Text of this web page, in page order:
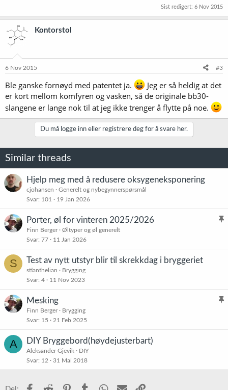
Sist redigert: 6 Nov 2015
Kontorstol
6 Nov 2015 #3
Ble ganske fornøyd med patentet ja.
Jeg er så heldig at det
er kort mellom komfyren og vasken, så de originale bb30-
slangene er lange nok til at jeg ikke trenger å flytte på noe.
Du må logge inn eller registrere deg for å svare her.
Similar threads
Hjelp meg med å redusere oksygeneksponering
cjohansen
Generelt og nybegynnerspørsmål
Svar 101 19 Jan 2026
K
Porter, øl for vinteren 2025/2026
Finn Berger
Øltyper og øl generelt
Svar 77 11 Jan 2026
S Test av nytt utstyr blir til skrekkdag i bryggeriet
stianthelian
Brygging
Svar 4 11 Nov 2023
K
Mesking
Finn Berger
Brygging
Svar 15 21 Feb 2025
A DIY Bryggebord(høydejusterbart)
Aleksander Gjevik
DIY
Svar 12 31 Mai 2018
Facebook
Reddit PinterestTumblr WhatsApp
E-post